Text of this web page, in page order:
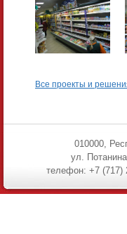
Все проекты и
010000,
ул.
телефон: +7 (717)